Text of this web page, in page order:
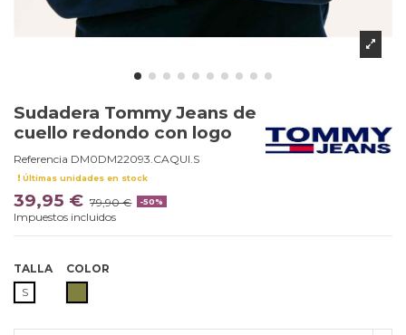
Sudadera Tommy Jeans de
cuello redondo con logo
Referencia DM0DM22093.CAQUI.S
Últimas unidades en stock
39,95 € 79,90 € -50%
Impuestos incluidos
TALLA
S
COLOR